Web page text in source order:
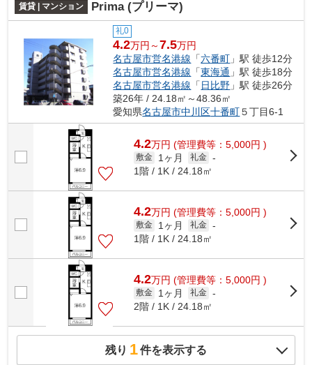
賃貸 | マンション Prima (プリーマ)
礼0
4.2万円～7.5万円
名古屋市営名港線 「六番町 」駅 徒歩12分
名古屋市営名港線 「東海通 」駅 徒歩18分
名古屋市営名港線 「 日比野 」駅 徒歩26分
築26年 / 24.18㎡～48.36㎡
愛知県名古屋市中川区十番町５丁目6-1
4.2万円 (管理費等：5,000円 )
敷金 1ヶ月 礼金 -
1階 / 1K / 24.18㎡
4.2万円 (管理費等：5,000円 )
敷金 1ヶ月 礼金 -
1階 / 1K / 24.18㎡
4.2万円 (管理費等：5,000円 )
敷金 1ヶ月 礼金 -
2階 / 1K / 24.18㎡
残り 1件を表示する